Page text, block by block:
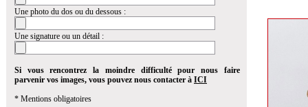
Une photo du dos ou du dessous :
Une signature ou un détail :
Si vous rencontrez la moindre difficulté pour nous faire
parvenir vos images, vous pouvez nous contacter à ICI
* Mentions obligatoires